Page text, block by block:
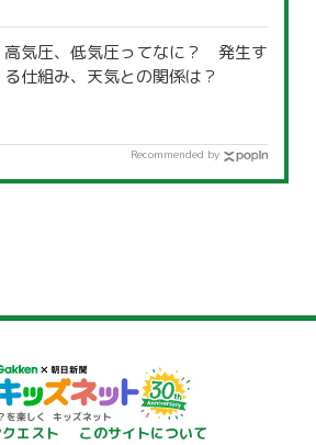
高気圧、低気圧ってなに？ 発生す
る仕組み、天気との関係は？
Recommended by
エスト このサイトについて